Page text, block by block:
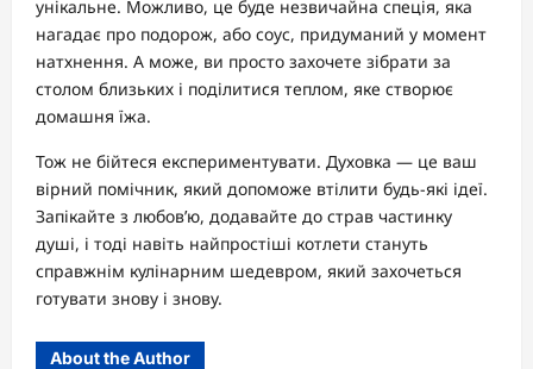
унікальне. Можливо, це буде незвичайна спеція, яка
нагадає про подорож, або соус, придуманий у момент
натхнення. А може, ви просто захочете зібрати за
столом близьких і поділитися теплом, яке створює
домашня їжа.
Тож не бійтеся експериментувати. Духовка — це ваш
вірний помічник, який допоможе втілити будь-які ідеї.
Запікайте з любов’ю, додавайте до страв частинку
душі, і тоді навіть найпростіші котлети стануть
справжнім кулінарним шедевром, який захочеться
готувати знову і знову.
About the Author